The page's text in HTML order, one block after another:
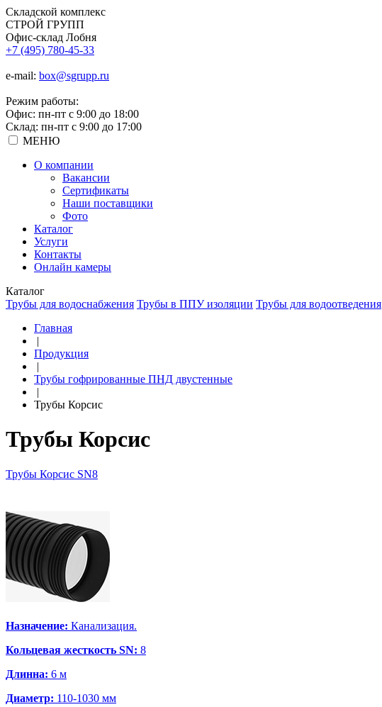
Складской комплекс
СТРОЙ ГРУПП
Офис-склад Лобня
+7 (495) 780-45-33
e-mail: box@sgrupp.ru
Режим работы:
Офис: пн-пт с 9:00 до 18:00
Склад: пн-пт с 9:00 до 17:00
МЕНЮ
О компании
Вакансии
Сертификаты
Наши поставщики
Фото
Каталог
Услуги
Контакты
Онлайн камеры
Каталог
Трубы для водоснабжения Трубы в ППУ изоляции Трубы для водоотведения
Главная
|
Продукция
|
Трубы гофрированные ПНД двустенные
|
Трубы Корсис
Трубы Корсис
Трубы Корсис SN8
Назначение: Канализация.
Кольцевая жесткость SN: 8
Длинна: 6 м
Диаметр: 110-1030 мм